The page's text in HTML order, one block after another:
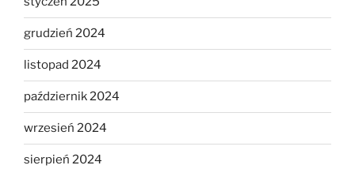
grudzień 2024
listopad 2024
październik 2024
wrzesień 2024
sierpień 2024